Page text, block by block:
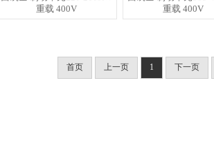
重载 400V
重载 400V
首页 上一页 1 下一页